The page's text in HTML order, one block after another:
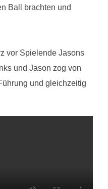
Ball brachten und
vor Spielende Jasons
und Jason zog von
und gleichzeitig